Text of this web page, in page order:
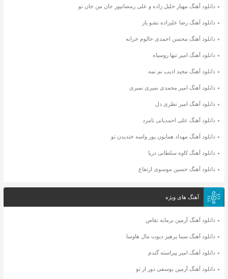
دانلود آهنگ مهیار خلیل زاده و علی رمضانپور جان من جان تو
دانلود آهنگ رضا علیزاده نشو یار
دانلود آهنگ محسن احمدی حالوم خرابه
دانلود آهنگ امیر تنها روسیاه
دانلود آهنگ مجید ادیب نم نمه
دانلود آهنگ امیر محمدی نمیری نمیری
دانلود آهنگ امیر نظری دل
دانلود آهنگ علی احمدیانی نامرد
دانلود آهنگ مهداد همایون پور واسه خندیدن تو
دانلود آهنگ کاوه سلطانی دریا
دانلود آهنگ حسین موسوی ارتفاع
آهنگ های ویژه
دانلود آهنگ آرمین برمایه تقاص
دانلود آهنگ سینا پرهیز دیوت مال هاوسا
دانلود آهنگ امیر پیراسته گندم
دانلود آهنگ آرمین یوسفی دور از تو